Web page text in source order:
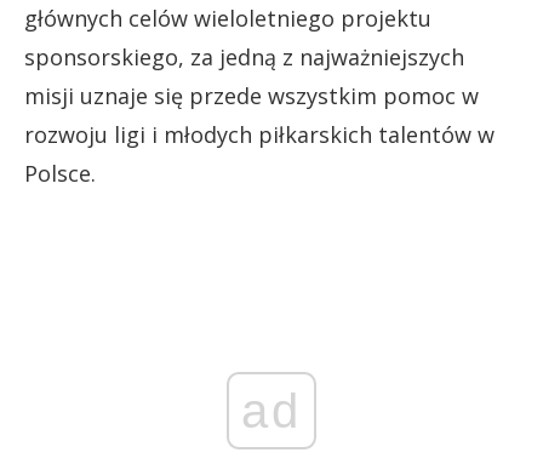
głównych celów wieloletniego projektu
sponsorskiego, za jedną z najważniejszych
misji uznaje się przede wszystkim pomoc w
rozwoju ligi i młodych piłkarskich talentów w
Polsce.
ad